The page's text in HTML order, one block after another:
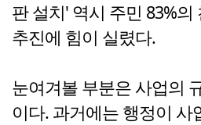
판 설치' 역시 주민 83%의
추진에 힘이 실렸다.
눈여겨볼 부분은 사업의
이다. 과거에는 행정이 사